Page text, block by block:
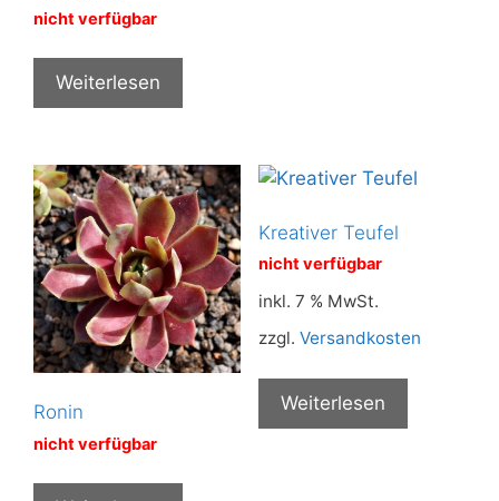
nicht verfügbar
Weiterlesen
Ronin
nicht verfügbar
Kreativer Teufel
nicht verfügbar
inkl. 7 % MwSt.
zzgl. Versandkosten
Weiterlesen